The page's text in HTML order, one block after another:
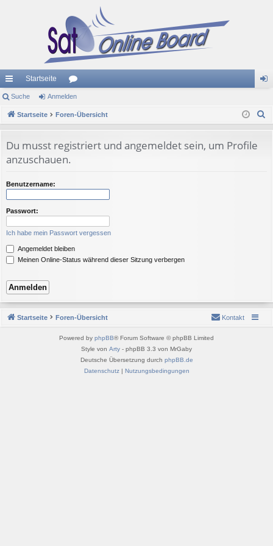
ch
ne
ug
Startseite
or
en m
Suche Anmelden
Startseite Foren-Übersicht
Du musst registriert und angemeldet sein, um Profile
anzuschauen.
Benutzername:
Passwort:
Ich habe mein Passwort vergessen
Angemeldet bleiben
Meinen Online-Status während dieser Sitzung verbergen
Startseite Foren-Übersicht Kontakt
Powered by phpBB® Forum Software © phpBB Limited
Style von Arty - phpBB 3.3 von MrGaby
Deutsche Übersetzung durch phpBB.de
Datenschutz| Nutzungsbedingungen